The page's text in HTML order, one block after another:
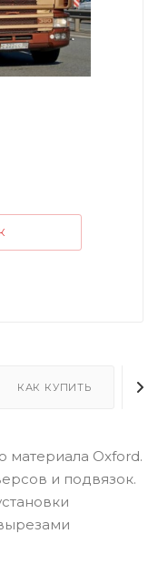
КАК КУПИТЬ
материала Oxford.
и подвязок.